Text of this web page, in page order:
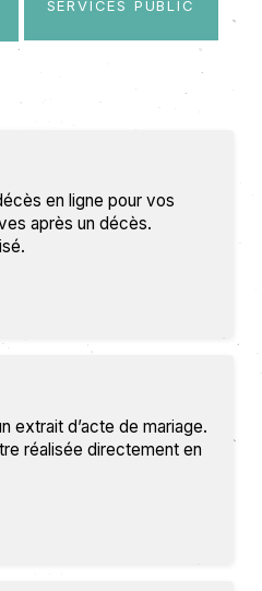
en ligne pour vos
après un décès.
extrait d’acte de mariage.
réalisée directement en